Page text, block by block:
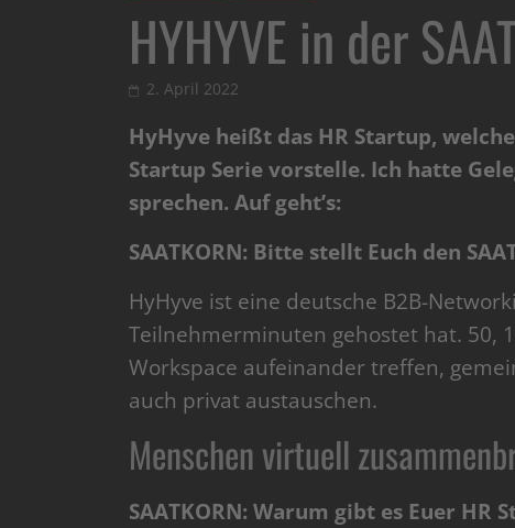
HYHYVE in der
2. April 2022
HyHyve heißt das HR Startup,
Startup Serie vorstelle. Ich hatte
sprechen. Auf geht’s:
SAATKORN: Bitte stellt Euch den
HyHyve ist eine deutsche B2B-
Teilnehmerminuten gehostet hat. 50,
Workspace aufeinander treffen,
auch privat austauschen.
Menschen virtuell
SAATKORN: Warum gibt es Euer HR